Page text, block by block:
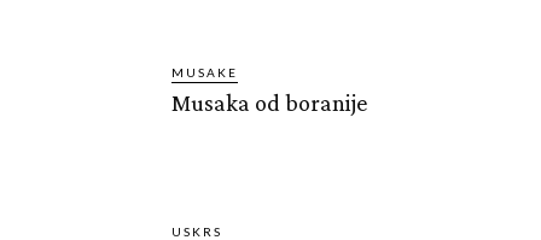
MUSAKE
Musaka od boranije
USKRS